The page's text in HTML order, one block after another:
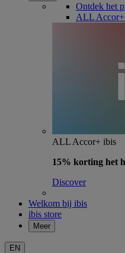
Ontdek het
ALL Accor+
ALL Accor+ ibis
15% korting het
Discover
Welkom bij ibis
ibis store
Meer
EN